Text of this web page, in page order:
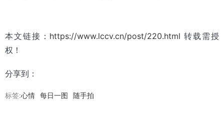
本文链接： https://www.lccv.cn/post/220.html 转载需授
权！
分享到：
标签:心情 每日一图 随手拍